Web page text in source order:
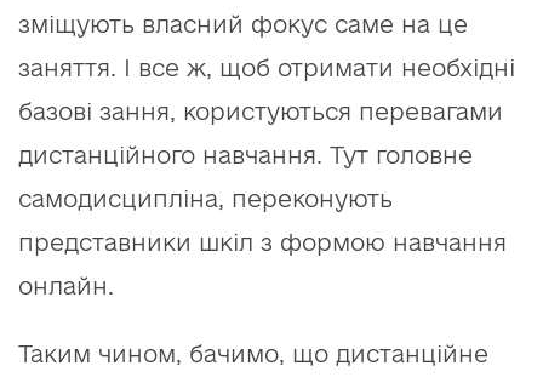
зміщують власний фокус саме на це
заняття. І все ж, щоб отримати необхідні
базові зання, користуються перевагами
дистанційного навчання. Тут головне
самодисципліна, переконують
представники шкіл з формою навчання
онлайн.
Таким чином, бачимо, що дистанційне